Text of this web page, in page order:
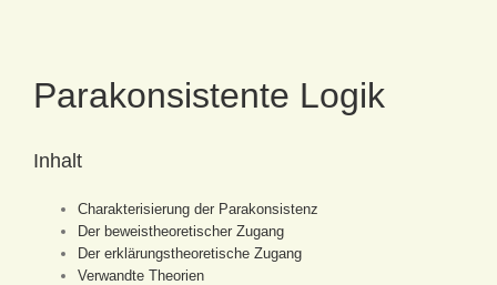
Parakonsistente Logik
Inhalt
Charakterisierung der Parakonsistenz
Der beweistheoretischer Zugang
Der erklärungstheoretische Zugang
Verwandte Theorien